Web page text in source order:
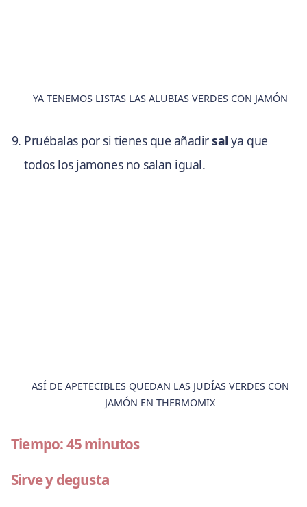
YA TENEMOS LISTAS LAS ALUBIAS VERDES CON JAMÓN
Pruébalas por si tienes que añadirsal ya que
todos los jamones no salan igual.
ASÍ DE APETECIBLES QUEDAN LAS JUDÍAS VERDES CON
JAMÓN EN THERMOMIX
Tiempo: 45 minutos
Sirve y degusta